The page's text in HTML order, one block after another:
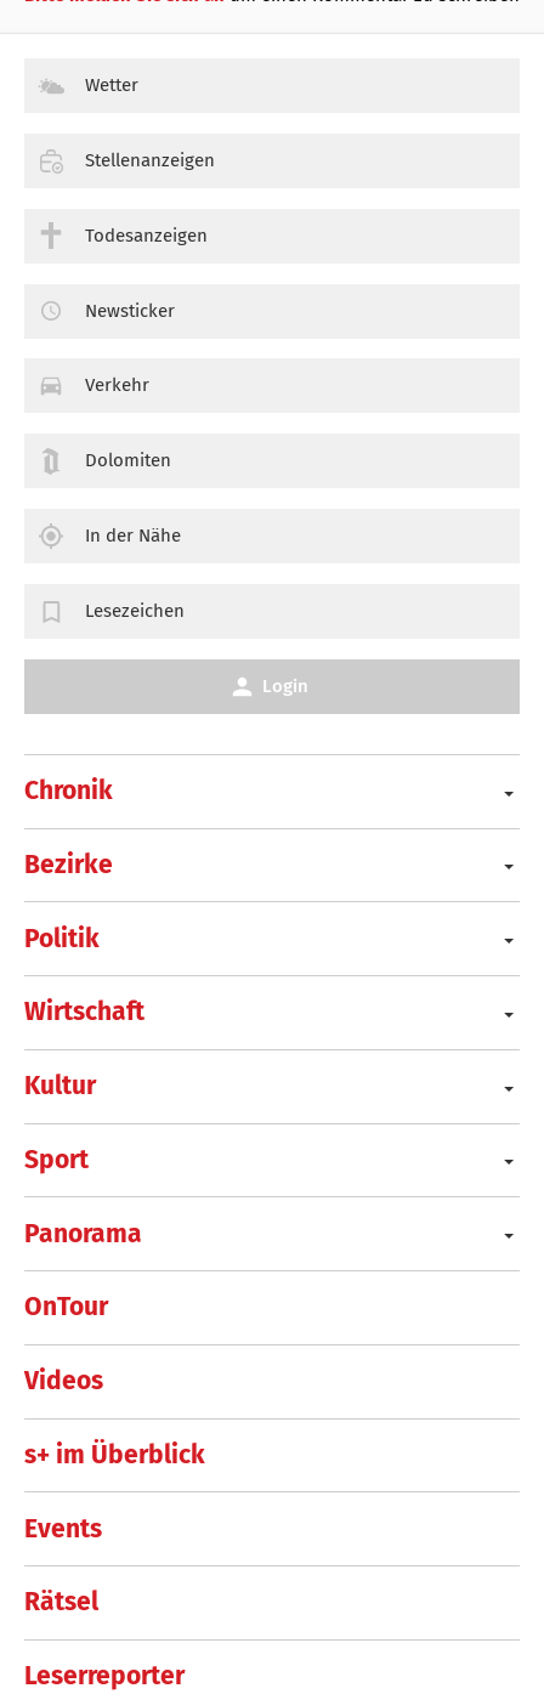
Chronik
Bezirke
Politik
Wirtschaft
Kultur
Sport
Panorama
OnTour
Videos
s+ im Überblick
Events
Rätsel
Leserreporter
Wetter
Stellenanzeigen
Todesanzeigen
Newsticker
Verkehr
Dolomiten
In der Nähe
Lesezeichen
Login